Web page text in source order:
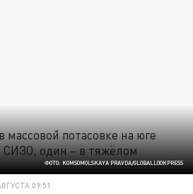
ФОТО: KOMSOMOLSKAYA PRAVDA/GLOBALLOOKPRESS
09:51